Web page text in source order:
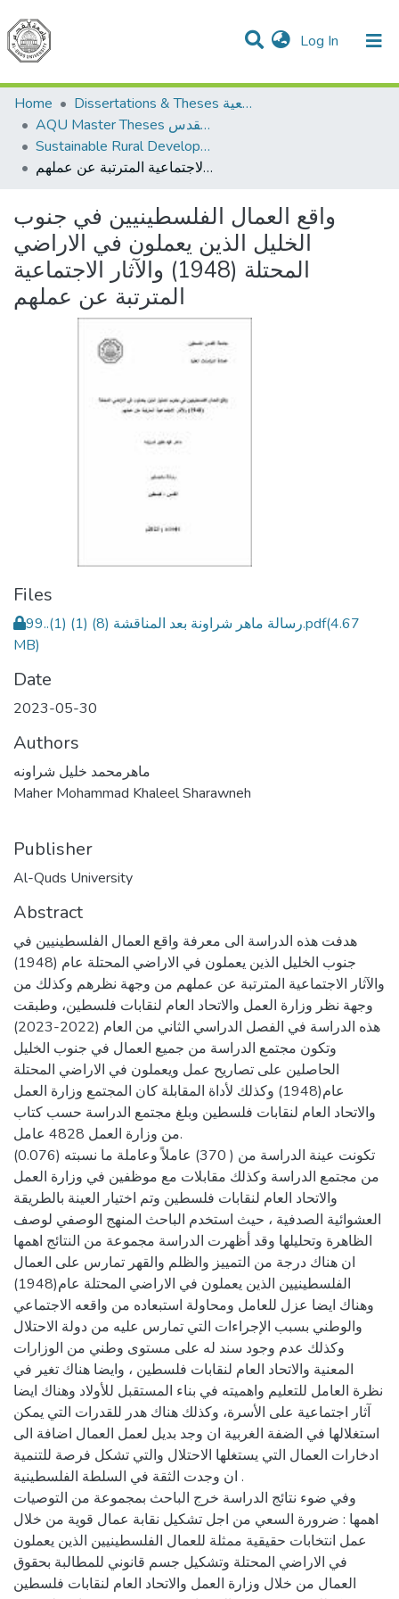
Log In (current)
Communities & Collections
All of DSpace
Home
Dissertations & Theses الرسائل الجامعية
AQU Master Theses الرسائل الجامعية الخاصة بجامعة القدس
Sustainable Rural Development التنمية الريفية المستدامة
واقع العمال الفلسطينيين في جنوب الخليل الذين يعملون في الاراضي المحتلة (1948) والآثار الاجتماعية المترتبة عن عملهم
واقع العمال الفلسطينيين في جنوب
الخليل الذين يعملون في الاراضي
المحتلة (1948) والآثار الاجتماعية
المترتبة عن عملهم
Files
99..رسالة ماهر شراونة بعد المناقشة (8) (1) (1).pdf(4.67
MB)
Date
2023-05-30
Authors
ماهرمحمد خليل شراونه
Maher Mohammad Khaleel Sharawneh
Publisher
Al-Quds University
Abstract
هدفت هذه الدراسة الى معرفة واقع العمال الفلسطينيين في
جنوب الخليل الذين يعملون في الاراضي المحتلة عام (1948)
والآثار الاجتماعية المترتبة عن عملهم من وجهة نظرهم وكذلك من
وجهة نظر وزارة العمل والاتحاد العام لنقابات فلسطين، وطبقت
هذه الدراسة في الفصل الدراسي الثاني من العام (2022-2023)
وتكون مجتمع الدراسة من جميع العمال في جنوب الخليل
الحاصلين على تصاريح عمل ويعملون في الاراضي المحتلة
عام(1948) وكذلك لأداة المقابلة كان المجتمع وزارة العمل
والاتحاد العام لنقابات فلسطين وبلغ مجتمع الدراسة حسب كتاب
من وزارة العمل 4828 عامل.
تكونت عينة الدراسة من ( 370) عاملاً وعاملة ما نسبته (0.076)
من مجتمع الدراسة وكذلك مقابلات مع موظفين في وزارة العمل
والاتحاد العام لنقابات فلسطين وتم اختيار العينة بالطريقة
العشوائية الصدفية ، حيث استخدم الباحث المنهج الوصفي لوصف
الظاهرة وتحليلها وقد أظهرت الدراسة مجموعة من النتائج اهمها
ان هناك درجة من التمييز والظلم والقهر تمارس على العمال
الفلسطينيين الذين يعملون في الاراضي المحتلة عام(1948)
وهناك ايضا عزل للعامل ومحاولة استبعاده من واقعه الاجتماعي
والوطني بسبب الإجراءات التي تمارس عليه من دولة الاحتلال
وكذلك عدم وجود سند له على مستوى وطني من الوزارات
المعنية والاتحاد العام لنقابات فلسطين ، وايضا هناك تغير في
نظرة العامل للتعليم واهميته في بناء المستقبل للأولاد وهناك ايضا
آثار اجتماعية على الأسرة، وكذلك هناك هدر للقدرات التي يمكن
استغلالها في الضفة الغربية ان وجد بديل لعمل العمال اضافة الى
ادخارات العمال التي يستغلها الاحتلال والتي تشكل فرصة للتنمية
ان وجدت الثقة في السلطة الفلسطينية .
وفي ضوء نتائج الدراسة خرج الباحث بمجموعة من التوصيات
اهمها : ضرورة السعي من اجل تشكيل نقابة عمال قوية من خلال
عمل انتخابات حقيقية ممثلة للعمال الفلسطينيين الذين يعملون
في الاراضي المحتلة وتشكيل جسم قانوني للمطالبة بحقوق
العمال من خلال وزارة العمل والاتحاد العام لنقابات فلسطين